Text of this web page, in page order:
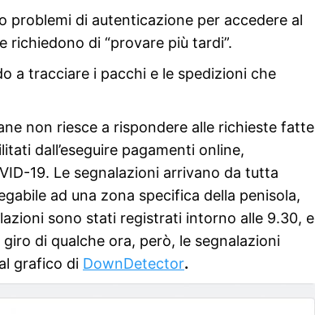
problemi di autenticazione per accedere al
di “provare più tardi”.
a tracciare i pacchi e le spedizioni che
non riesce a rispondere alle richieste fatte
dall’eseguire pagamenti online,
19. Le segnalazioni arrivano da tutta
ad una zona specifica della penisola,
sono stati registrati intorno alle 9.30, e
di qualche ora, però, le segnalazioni
grafico di DownDetector.